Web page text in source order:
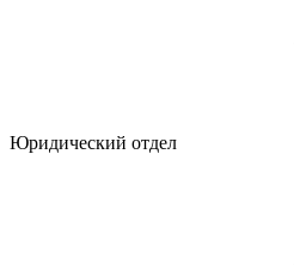
Юридический отдел